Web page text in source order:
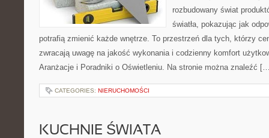
rozbudowany świat
światła, pokazując jak
potrafią zmienić każde wnętrze. To przestrzeń dla tych, którzy
zwracają uwagę na jakość wykonania i codzienny komfort
Aranżacje i Poradniki o Oświetleniu. Na stronie można znaleźć
CATEGORIES: NIERUCHOMOŚCI
KUCHNIE ŚWIATA